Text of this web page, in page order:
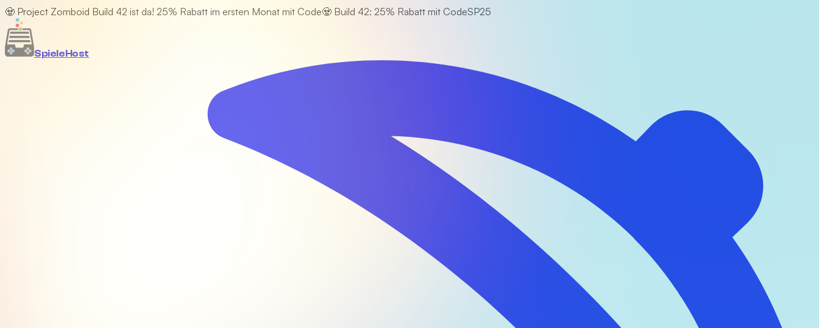
🧟 Project Zomboid Build 42 ist da! 25% Rabatt im ersten Monat mit Code🧟 Build 42: 25% Rabatt mit CodeSP25
SpieleHost